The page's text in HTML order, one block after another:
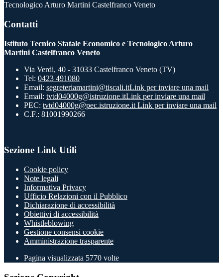
Tecnologico Arturo Martini Castelfranco Veneto
Contatti
Istituto Tecnico Statale Economico e Tecnologico Arturo
Martini Castelfranco Veneto
Via Verdi, 40 - 31033 Castelfranco Veneto (TV)
Tel: 0423 491080
Email: segreteriamartini@tiscali.itLink per inviare una mail
Email: tvtd04000g@istruzione.itLink per inviare una mail
PEC: tvtd04000g@pec.istruzione.it Link per inviare una mail
C.F.: 81001990266
Sezione Link Utili
Cookie policy
Note legali
Informativa Privacy
Ufficio Relazioni con il Pubblico
Dichiarazione di accessibilità
Obiettivi di accessibilità
Whistleblowing
Gestione consensi cookie
Amministrazione trasparente
Pagina visualizzata 5770 volte